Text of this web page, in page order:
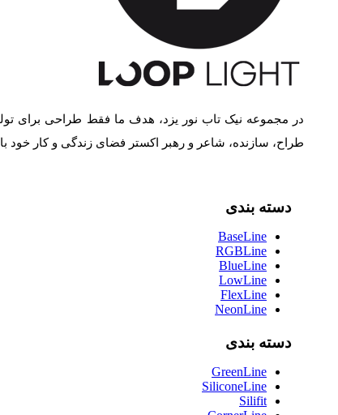
در مجموعه نیک تاب نور یزد، هدف ما فقط طراحی برای
طراح، سازنده، شاعر و رهبر اکستر فضای زندگی و کار
دسته بندی
BaseLine
RGBLine
BlueLine
LowLine
FlexLine
NeonLine
دسته بندی
GreenLine
SiliconeLine
Silifit